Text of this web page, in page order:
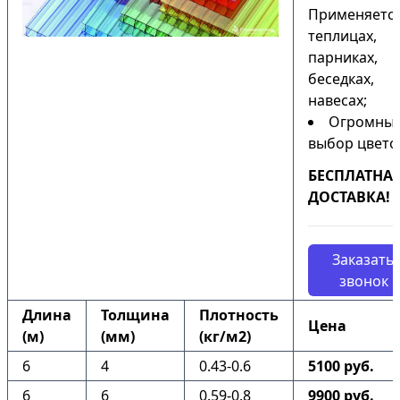
теплицах,
парниках,
беседках,
навесах;
выбор
ДОСТАВКА!
Заказать
звонок
Длина
(м)
Толщина
(мм)
Плотность
(кг/м2)
Цена
6 4 0.43-0.6
5100 руб.
6
6 0.59-0.8 9900 руб.